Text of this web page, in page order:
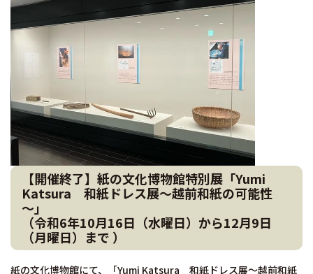
【開催終了】紙の文化博物館特別展「Yumi
Katsura 和紙ドレス展～越前和紙の可能性
～」
（令和6年10月16日（水曜日）から12月9日
（月曜日）まで ）
紙の文化博物館にて、「Yumi Katsura 和紙ドレス展～越前和紙